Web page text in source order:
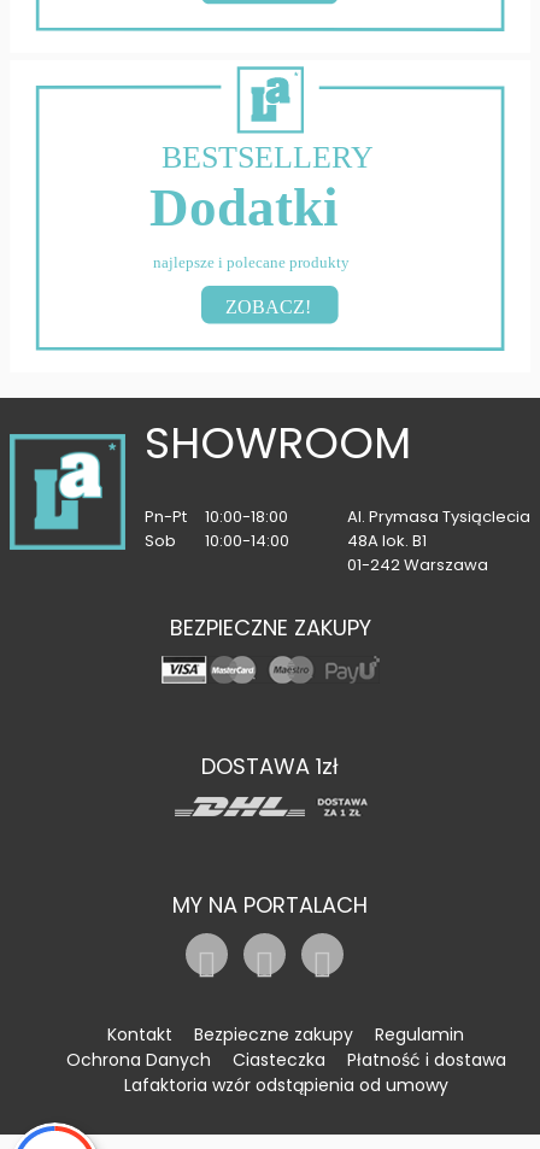
BESTSELLERY
Dodatki
najlepsze i polecane produkty
ZOBACZ!
SHOWROOM
Pn-Pt
10:00-18:00
Sob
10:00-14:00
Al. Prymasa Tysiąclecia
48A lok. B1
01-242 Warszawa
BEZPIECZNE ZAKUPY
DOSTAWA 1zł
MY NA PORTALACH
Kontakt Bezpieczne zakupy
Regulamin
Ochrona Danych
Ciasteczka
Płatność i dostawa
Lafaktoria wzór odstąpienia od umowy